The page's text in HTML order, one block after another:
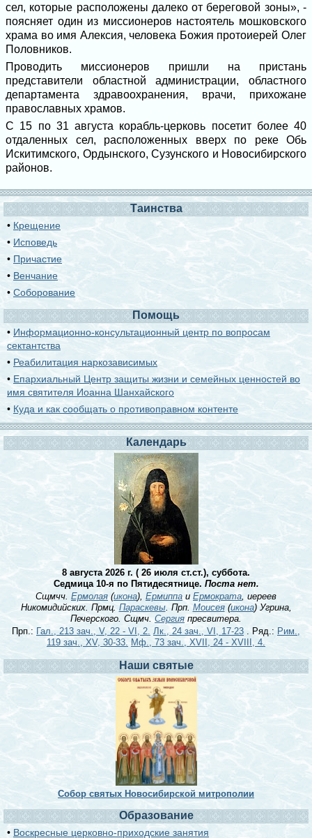
сел, которые расположены далеко от береговой зоны», -
поясняет один из миссионеров настоятель мошковского
храма во имя Алексия, человека Божия протоиерей Олег
Половников.
Проводить миссионеров пришли на пристань
представители областной администрации, областного
департамента здравоохранения, врачи, прихожане
православных храмов.
С 15 по 31 августа корабль-церковь посетит более 40
отдаленных сел, расположенных вверх по реке Обь
Искитимского, Ордынского, Сузунского и Новосибирского
районов.
Таинства
• Крещение
• Исповедь
• Причастие
• Венчание
•Соборование
Помощь
• Информационно-консультационный центр по вопросам
сектантства
• Реабилитация наркозависимых
• Епархиальный Центр защиты жизни и семейных ценностей во
имя святителя Иоанна Шанхайского
• Куда и как сообщать о противоправном контенте
Календарь
8 августа 2026 г. ( 26 июля ст.ст.), суббота.
Седмица 10-я по Пятидесятнице. Поста нет.
Сщмчч. Ермолая (икона), Ермиппаи Ермократа, иереев
Никомидийских. Прмц.Параскевы. Прп. Моисея(икона) Угрина,
Печерского. Сщмч. Сергия пресвитера.
Прп.: Гал., 213 зач., V, 22 - VI, 2. Лк., 24 зач., VI, 17-23 . Ряд.: Рим.,
119 зач., XV, 30-33. Мф., 73 зач., XVII, 24 - XVIII, 4.
Наши святые
Собор святых Новосибирской митрополии
Образование
• Воскресные церковно-приходские занятия